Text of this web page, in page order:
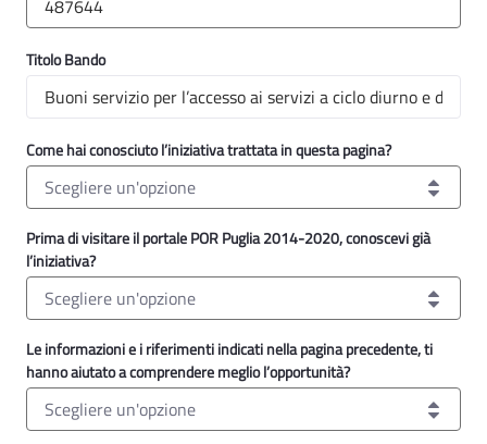
Titolo Bando
Come hai conosciuto l’iniziativa trattata in questa pagina?
Scegliere un'opzione
Prima di visitare il portale POR Puglia 2014-2020, conoscevi già
l’iniziativa?
Scegliere un'opzione
Le informazioni e i riferimenti indicati nella pagina precedente, ti
hanno aiutato a comprendere meglio l’opportunità?
Scegliere un'opzione